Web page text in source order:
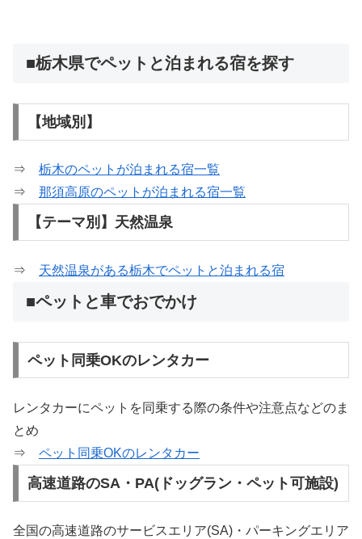
■栃木県でペットと泊まれる宿を探す
【地域別】
⇒ 栃木のペットが泊まれる宿一覧
⇒ 那須高原のペットが泊まれる宿一覧
【テーマ別】天然温泉
⇒ 天然温泉がある栃木でペットと泊まれる宿
■ペットと車でおでかけ
ペット同乗OKのレンタカー
レンタカーにペットを同乗する際の条件や注意点などのま
とめ
⇒ ペット同乗OKのレンタカー
高速道路のSA・PA(ドッグラン・ペット可施設)
全国の高速道路のサービスエリア(SA)・パーキングエリア